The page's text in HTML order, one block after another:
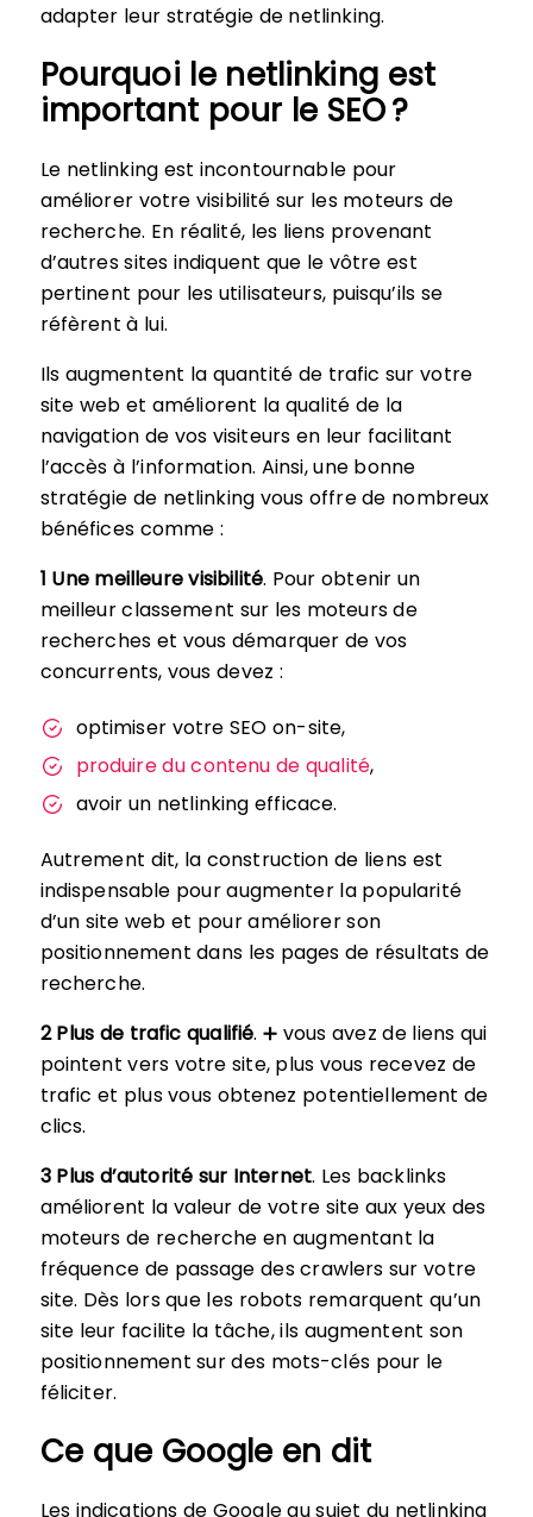
adapter leur stratégie de netlinking.
Pourquoi le netlinking est
important pour le SEO ?
Le netlinking est incontournable pour
améliorer votre visibilité sur les moteurs de
recherche. En réalité, les liens provenant
d’autres sites indiquent que le vôtre est
pertinent pour les utilisateurs, puisqu’ils se
réfèrent à lui.
Ils augmentent la quantité de trafic sur votre
site web et améliorent la qualité de la
navigation de vos visiteurs en leur facilitant
l’accès à l’information. Ainsi, une bonne
stratégie de netlinking vous offre de nombreux
bénéfices comme :
1 Une meilleure visibilité. Pour obtenir un
meilleur classement sur les moteurs de
recherches et vous démarquer de vos
concurrents, vous devez :
optimiser votre SEO on-site,
produire du contenu de qualité,
avoir un netlinking efficace.
Autrement dit, la construction de liens est
indispensable pour augmenter la popularité
d’un site web et pour améliorer son
positionnement dans les pages de résultats de
recherche.
2 Plus de trafic qualifié. ➕ vous avez de liens qui
pointent vers votre site, plus vous recevez de
trafic et plus vous obtenez potentiellement de
clics.
3 Plus d’autorité sur Internet. Les backlinks
améliorent la valeur de votre site aux yeux des
moteurs de recherche en augmentant la
fréquence de passage des crawlers sur votre
site. Dès lors que les robots remarquent qu’un
site leur facilite la tâche, ils augmentent son
positionnement sur des mots-clés pour le
féliciter.
Ce que Google en dit
Les indications de Google au sujet du netlinking